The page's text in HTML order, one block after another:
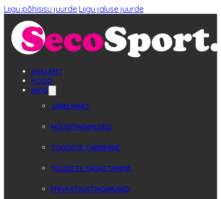
Liigu põhisisu juurde Liigu jaluse juurde
AVALEHT
POOD
INFO
JÄRELMAKS
MÜÜGITINGIMUSED
TOODETE TARNIMINE
TOODETE TAGASTAMINE
PRIVAATSUSTINGIMUSED